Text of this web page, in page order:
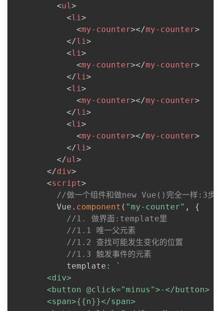
<ul>
<li>
<my-counter></my-counter>
</li>
<li>
<my-counter></my-counter>
</li>
<li>
<my-counter></my-counter>
</li>
<li>
<my-counter></my-counter>
</li>
</ul>
</div>
<script>
//做一个组件和做new Vue()完全一样:3步
         Vue
. component ( "my-counter" ,
{
//1. 做界面:template里
//1.1 唯一父元素
//1.2 查找可能发生变化的位置
//1.3 触发事件的元素
           template
:
`
       <div>
       <button @click="minus">-</button>
       <span>{{n}}</span>